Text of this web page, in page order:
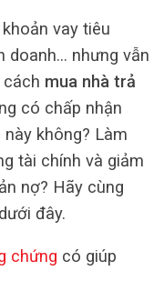
vay tiêu
doanh… nhưng vẫn
cách mua nhà trả
có chấp nhận
không? Làm
tài chính và giảm
nợ? Hãy cùng
đây.
chứng có giúp